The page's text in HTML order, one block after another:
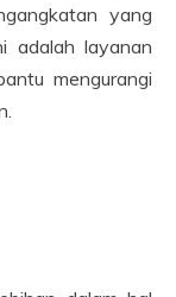
yang
adalah layanan
mengurangi